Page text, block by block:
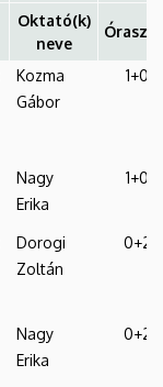
Oktató(k)
neve
Kozma
Gábor
1+0
Nagy
Erika
1+0
Dorogi
Zoltán
0+2
Nagy
Erika
0+2